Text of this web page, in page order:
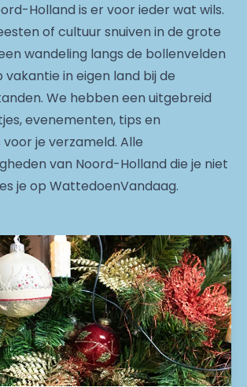
Holland is er voor ieder wat wils.
of cultuur snuiven in de grote
wandeling langs de bollenvelden
in eigen land bij de
We hebben een uitgebreid
evenementen, tips en
je verzameld. Alle
van Noord-Holland die je niet
je op WattedoenVandaag.